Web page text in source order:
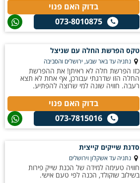
בדוק האם פנוי
073-8010875
טקס הפרשת החלה עם שניצל
נתניה עד באר שבע, ירושלים והסביבה
כזו הפרשת חלה לא ראיתן! את ההפרשת
החלה הזו שדרגתי עבורכן, אף אחת לא תצא
רעבה. חוויה שונה למי שרוצה להפתיע.
בדוק האם פנוי
073-7815016
סדנת שייקים קייצית
נתניה עד אשקלון וירושלים
חוויה טעימה למידה של הכנת שייק פירות
בשילוב שוקולד, הכנה לפי טעם אישי.